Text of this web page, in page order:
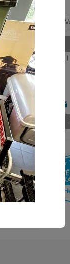
(Švédsko)
13200-6411